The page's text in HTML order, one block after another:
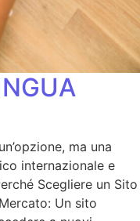
ma una
internazionale e
Scegliere un Sito
Un sito